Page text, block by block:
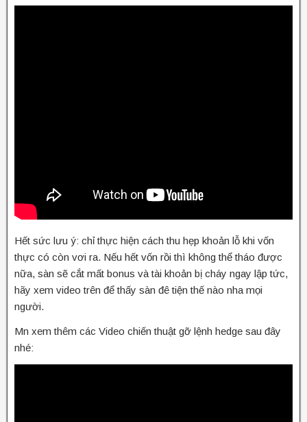
Hết sức lưu ý: chỉ thực hiện cách thu hẹp khoản lỗ khi vốn
thực có còn vơi ra. Nếu hết vốn rồi thì không thể tháo được
nữa, sàn sẽ cắt mất bonus và tài khoản bị cháy ngay lập tức,
hãy xem video trên để thấy sàn đê tiện thế nào nha mọi
người.
Mn xem thêm các Video chiến thuật gỡ lệnh hedge sau đây
nhé: